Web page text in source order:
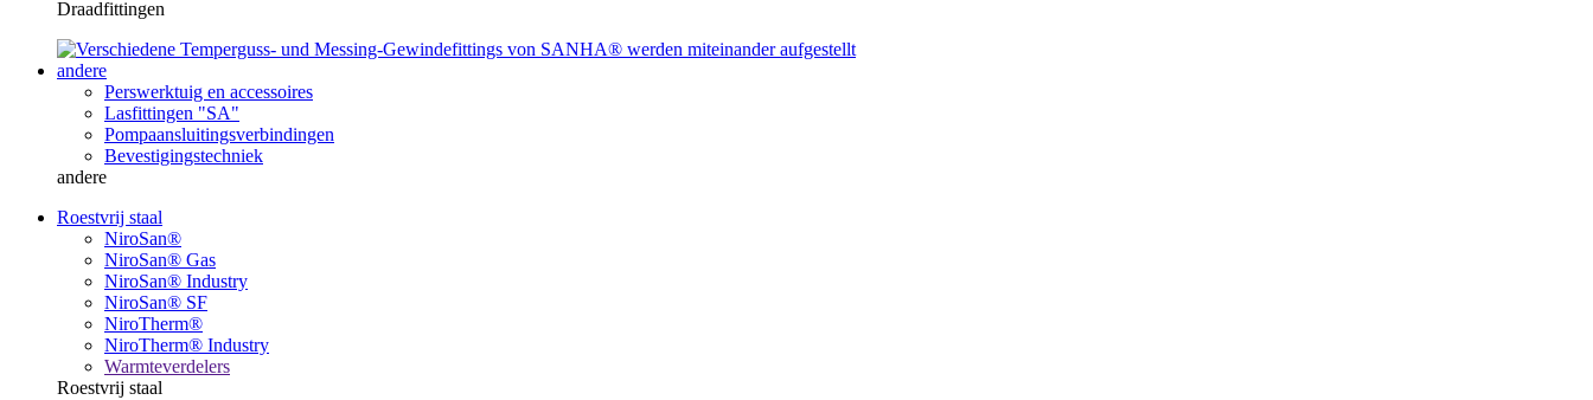
Draadfittingen
andere
Perswerktuig en accessoires
Lasfittingen "SA"
Pompaansluitingsverbindingen
Bevestigingstechniek
andere
Roestvrij staal
NiroSan®
NiroSan® Gas
NiroSan® Industry
NiroSan® SF
NiroTherm®
NiroTherm® Industry
Warmteverdelers
Roestvrij staal